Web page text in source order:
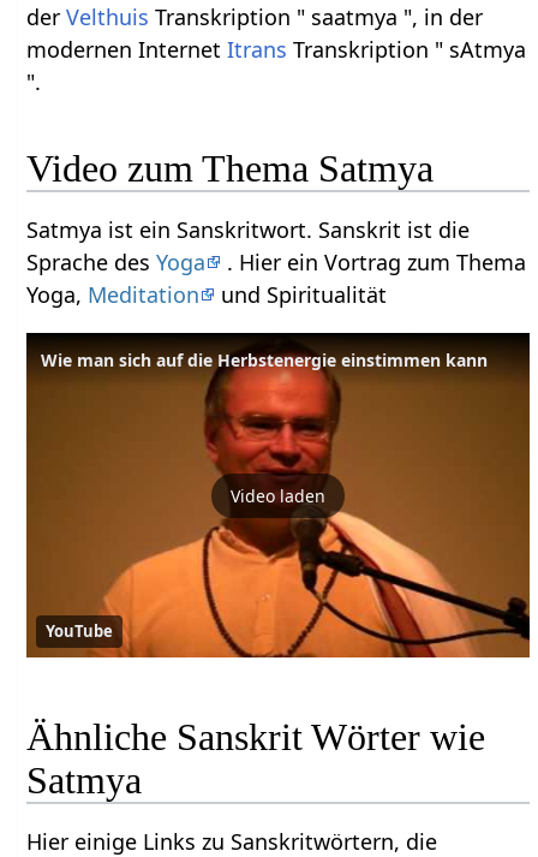
derVelthuis Transkription " saatmya ", in der
modernen InternetItrans Transkription " sAtmya
".
Video zum Thema Satmya
Satmya ist ein Sanskritwort. Sanskrit ist die
Sprache desYoga
. Hier ein Vortrag zum Thema
Yoga, Meditation und Spiritualität
Wie man sich auf die Herbstenergie einstimmen kann
Video laden
YouTube
Ähnliche Sanskrit Wörter wie
Satmya
Hier einige Links zu Sanskritwörtern, die